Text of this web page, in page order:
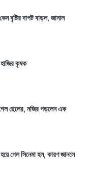
বার কিনতে পারেন।
২১৫ টাকার মত। তবে
ফেলেছে।
কেন বৃষ্টির দাপট বাড়ল, জানাল
হাজির কৃষক
গেল ছেলের, নজির গড়লেন এক
গেল সিনেমা হল, কারণ জানলে